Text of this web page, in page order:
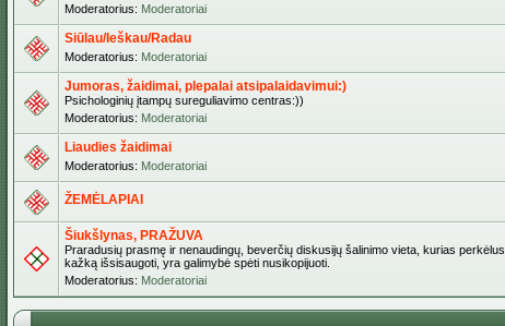
Moderatorius: Moderatoriai
Siūlau/Ieškau/Radau
Moderatorius: Moderatoriai
Jumoras, žaidimai, plepalai atsipalaidavimui:)
Psichologinių įtampų sureguliavimo centras:))
Moderatorius: Moderatoriai
Liaudies žaidimai
Moderatorius: Moderatoriai
ŽEMĖLAPIAI
Šiukšlynas, PRAŽUVA
Praradusių prasmę ir nenaudingų, beverčių diskusijų šalinimo vieta, kurias
kažką išsisaugoti, yra galimybė spėti nusikopijuoti.
Moderatorius: Moderatoriai